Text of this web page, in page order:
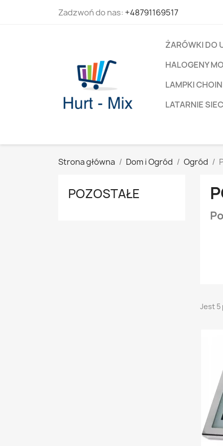
Zadzwoń do nas: +48791169517
ŻARÓWKI DO
HALOGENY
LAMPKI
LATARNIE
Strona główna Dom i Ogród Ogród
POZOSTAŁE
Jest 5